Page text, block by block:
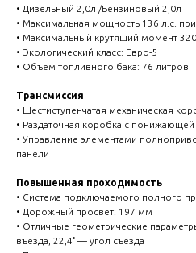
• Дизельный 2,0л /Бензиновый 2,0л
• Максимальная мощность 136 л.с.
• Максимальный крутящий момент
• Экологический класс: Евро-5
• Объем топливного бака: 76 литров
Трансмиссия
• Шестиступенчатая механическая
• Раздаточная коробка с понижающей
• Управление элементами
панели
Повышенная проходимость
• Система подключаемого полного
• Дорожный просвет: 197 мм
• Отличные геометрические
въезда, 22,4° — угол съезда